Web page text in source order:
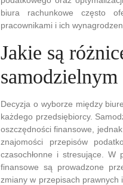
biura rachunkowe często
pracownikami i ich
Jakie są
Decyzja o wyborze między
każdego przedsiębiorcy.
oszczędności finansowe,
znajomości przepisów
czasochłonne i stresujące. W
finansowe są prowadzone
zmiany w przepisach prawnych